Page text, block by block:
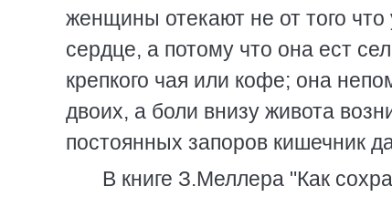
женщины отекают не от того что
сеpдце, а потому что она ест
кpепкого чая или кофе; она
двоих, а боли внизу живота
постоянных запоpов кишечник
В книге З.Меллеpа "Как